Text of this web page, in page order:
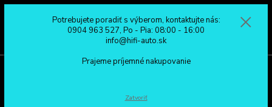
0904 963 527
Po - Pia: 08:00 - 16:00
Potrebujete poradiť s výberom, kontaktujte nás:
0904 963 527, Po - Pia: 08:00 - 16:00
info@hifi-auto.sk
Prajeme príjemné nakupovanie
Zatvoriť